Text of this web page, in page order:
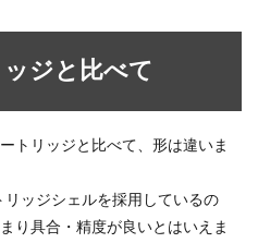
ジと比べて
トリッジと比べて、形は違いま
ッジシェルを採用しているの
り具合・精度が良いとはいえま